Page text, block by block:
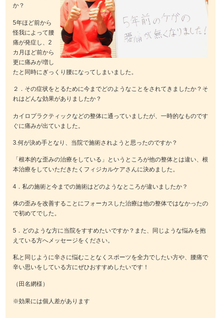
か？
5年ほど前から
怪我によって腰
痛が発症し、2
カ月ほど前から
更に痛みが増し
たと同時にぎっくり腰になってしまいました。
２．その症状をとるために今までどのようなことをされてきましたか？そ
れはどんな効果がありましたか？
カイロプラクティックなどの整体に通っていましたが、一時的なものです
ぐに痛みが出ていました。
3.何が決め手となり、当院で施術されようと思ったのですか？
「根本的な歪みの治療をしている」というところが他の整体とは違い、根
本治療をしていただきたくフィジカルケアさんに決めました。
4．私の施術と今までの施術はどのようなところが違いましたか？
体の歪みを改善することにフォーカスした治療は他の整体ではなかったの
で初めてでした。
5．どのような方に当院をすすめたいですか？また、同じような悩みを抱
えている方へメッセージをください。
私と同じように辛さに悩むことなくスポーツを全力でしたい方や、腰痛で
辛い思いをしている方にぜひおすすめしたいです！
（田名網様）
※効果には個人差があります